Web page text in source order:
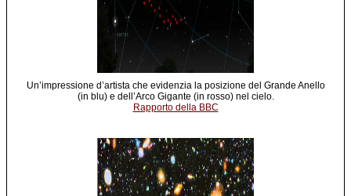
Un’impressione d’artista che evidenzia la posizione del Grande Anello
(in blu) e dell’Arco Gigante (in rosso) nel cielo.
Rapporto della BBC